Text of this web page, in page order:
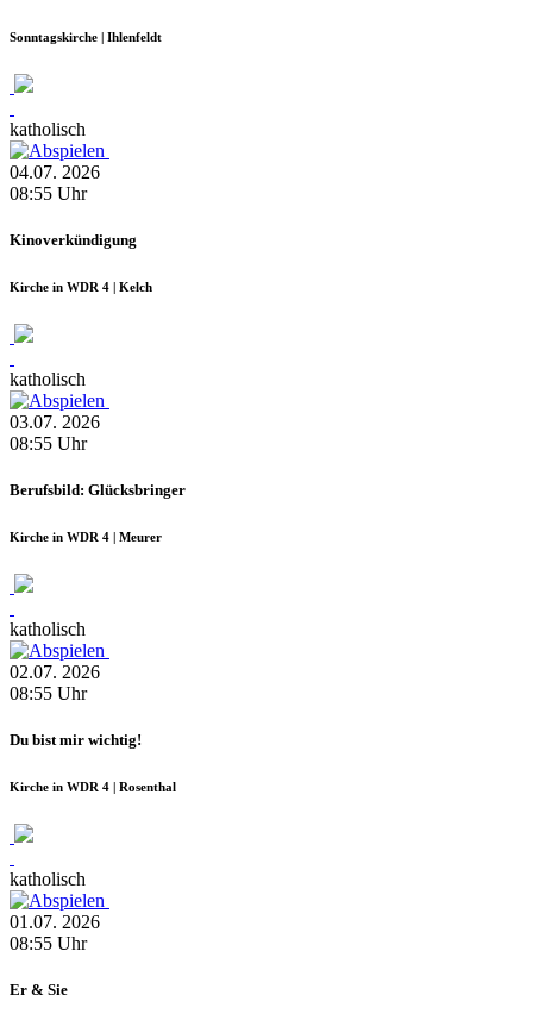
Sonntagskirche | Ihlenfeldt
katholisch
04.07. 2026
08:55 Uhr
Kinoverkündigung
Kirche in WDR 4 | Kelch
katholisch
03.07. 2026
08:55 Uhr
Berufsbild: Glücksbringer
Kirche in WDR 4 | Meurer
katholisch
02.07. 2026
08:55 Uhr
Du bist mir wichtig!
Kirche in WDR 4 | Rosenthal
katholisch
01.07. 2026
08:55 Uhr
Er & Sie